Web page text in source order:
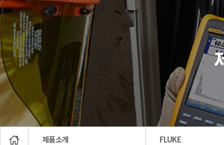
제품소개 FLUKE